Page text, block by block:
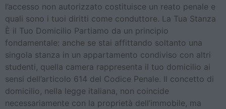
l’accesso non autorizzato costituisce un reato penale e
quali sono i tuoi diritti come conduttore. La Tua Stanza
È il Tuo Domicilio Partiamo da un principio
fondamentale: anche se stai affittando soltanto una
singola stanza in un appartamento condiviso con altri
studenti, quella camera rappresenta il tuo domicilio ai
sensi dell’articolo 614 del Codice Penale. Il concetto di
domicilio, nella legge italiana, non coincide
necessariamente con la proprietà dell’immobile, ma